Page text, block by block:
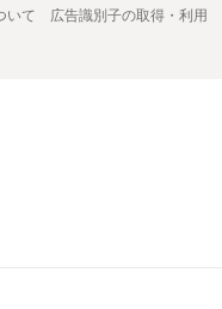
いて 広告識別子の取得・利用